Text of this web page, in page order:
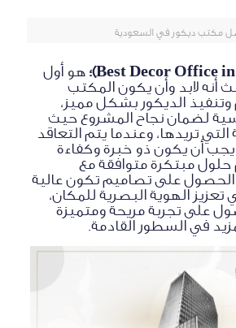
مكتب ديكور في السعودية
هو أول
أنه لابد وأن يكون المكتب
الديكور بشكل مميز،
لضمان نجاح المشروع حيث
تريدها، وعندما يتم التعاقد
أن يكون ذو خبرة وكفاءة
حلول مبتكرة متوافقة مع
الحصول على تصاميم تكون عالية
الهوية البصرية للمكان،
على تجربة مريحة ومتميزة
في السطور القادمة.